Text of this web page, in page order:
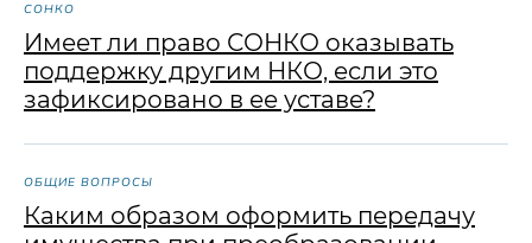
СОНКО
Имеет ли право СОНКО оказывать
поддержку другим НКО, если это
зафиксировано в ее уставе?
ОБЩИЕ ВОПРОСЫ
Каким образом оформить передачу